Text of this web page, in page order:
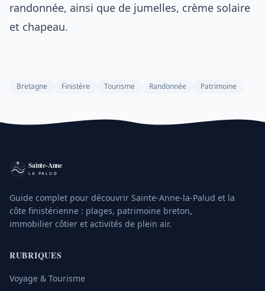
randonnée, ainsi que de jumelles, crème solaire
et chapeau.
Bretagne Finistère Tourisme Randonnée Patrimoine
Guide complet pour découvrir Sainte-Anne-la-Palud et la
côte finistérienne : plages, patrimoine breton,
immobilier côtier et activités de plein air.
RUBRIQUES
Voyage & Tourisme